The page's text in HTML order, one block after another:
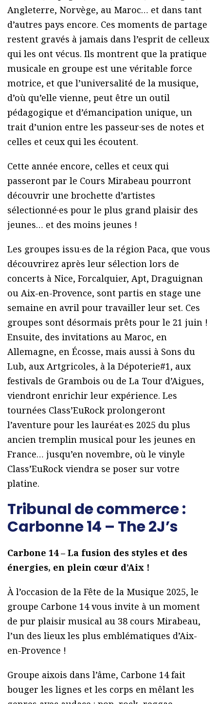
Angleterre, Norvège, au Maroc… et dans tant
d’autres pays encore. Ces moments de partage
restent gravés à jamais dans l’esprit de celleux
qui les ont vécus. Ils montrent que la pratique
musicale en groupe est une véritable force
motrice, et que l’universalité de la musique,
d’où qu’elle vienne, peut être un outil
pédagogique et d’émancipation unique, un
trait d’union entre les passeur·ses de notes et
celles et ceux qui les écoutent.
Cette année encore, celles et ceux qui
passeront par le Cours Mirabeau pourront
découvrir une brochette d’artistes
sélectionné·es pour le plus grand plaisir des
jeunes… et des moins jeunes !
Les groupes issu·es de la région Paca, que vous
découvrirez après leur sélection lors de
concerts à Nice, Forcalquier, Apt, Draguignan
ou Aix-en-Provence, sont partis en stage une
semaine en avril pour travailler leur set. Ces
groupes sont désormais prêts pour le 21 juin !
Ensuite, des invitations au Maroc, en
Allemagne, en Écosse, mais aussi à Sons du
Lub, aux Artgricoles, à la Dépoterie#1, aux
festivals de Grambois ou de La Tour d’Aigues,
viendront enrichir leur expérience. Les
tournées Class’EuRock prolongeront
l’aventure pour les lauréat·es 2025 du plus
ancien tremplin musical pour les jeunes en
France… jusqu’en novembre, où le vinyle
Class’EuRock viendra se poser sur votre
platine.
Tribunal de commerce :
Carbonne 14 – The 2J’s
Carbone 14 – La fusion des styles et des
énergies, en plein cœur d’Aix !
À l’occasion de la Fête de la Musique 2025, le
groupe Carbone 14 vous invite à un moment
de pur plaisir musical au 38 cours Mirabeau,
l’un des lieux les plus emblématiques d’Aix-
en-Provence !
Groupe aixois dans l’âme, Carbone 14 fait
bouger les lignes et les corps en mêlant les